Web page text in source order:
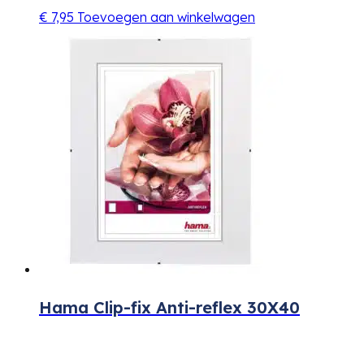
€ 7,95 Toevoegen aan winkelwagen
Hama Clip-fix Anti-reflex 30X40